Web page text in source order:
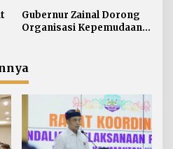
Gubernur Zainal Dorong
Organisasi Kepemudaan